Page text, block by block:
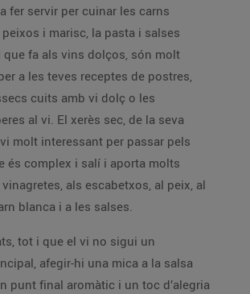
fer servir per cuinar les carns
i marisc, la pasta i salses
que fa als vins dolços, són molt
a les teves receptes de postres,
cuits amb vi dolç o les
al vi. El xerès sec, de la seva
molt interessant per passar pels
és complex i salí i aporta molts
als escabetxos, al peix, al
blanca i a les salses.
tot i que el vi no sigui un
afegir-hi una mica a la salsa
punt final aromàtic i un toc d’alegria